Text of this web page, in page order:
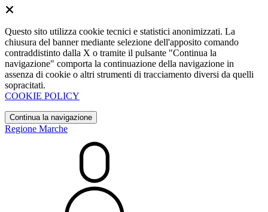
Questo sito utilizza cookie tecnici e statistici anonimizzati. La
chiusura del banner mediante selezione dell'apposito comando
contraddistinto dalla X o tramite il pulsante "Continua la
navigazione" comporta la continuazione della navigazione in
assenza di cookie o altri strumenti di tracciamento diversi da quelli
sopracitati.
COOKIE POLICY
Continua la navigazione
Regione Marche